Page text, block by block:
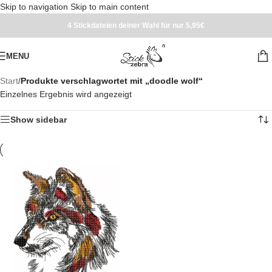
Skip to navigation Skip to main content
4 Stickdateien deiner Wahl für nur 5,95€
MENU
Start/Produkte verschlagwortet mit „doodle wolf“
Einzelnes Ergebnis wird angezeigt
Show sidebar